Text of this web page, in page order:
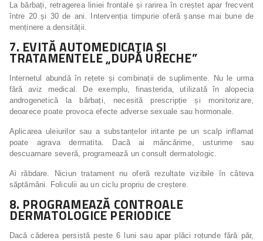
La bărbați, retragerea liniei frontale și rarirea în creștet apar frecvent
între 20 și 30 de ani. Intervenția timpurie oferă șanse mai bune de
menținere a densității.
7. EVITĂ AUTOMEDICAȚIA ȘI
TRATAMENTELE „DUPĂ URECHE”
Internetul abundă în rețete și combinații de suplimente. Nu le urma
fără aviz medical. De exemplu, finasterida, utilizată în alopecia
androgenetică la bărbați, necesită prescripție și monitorizare,
deoarece poate provoca efecte adverse sexuale sau hormonale.
Aplicarea uleiurilor sau a substanțelor iritante pe un scalp inflamat
poate agrava dermatita. Dacă ai mâncărime, usturime sau
descuamare severă, programează un consult dermatologic.
Ai răbdare. Niciun tratament nu oferă rezultate vizibile în câteva
săptămâni. Foliculii au un ciclu propriu de creștere.
8. PROGRAMEAZĂ CONTROALE
DERMATOLOGICE PERIODICE
Dacă căderea persistă peste 6 luni sau apar plăci rotunde fără păr,